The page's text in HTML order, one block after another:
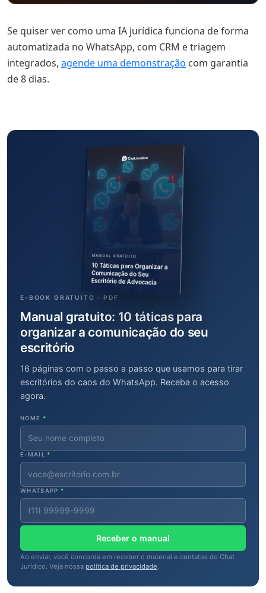
Se quiser ver como uma IA jurídica funciona de forma
automatizada no WhatsApp, com CRM e triagem
integrados, agende uma demonstração com garantia
de 8 dias.
MANUAL GRATUITO
10 Táticas para Organizar a
Comunicação do Seu
Escritório de Advocacia
E-BOOK GRATUITO · PDF
Manual gratuito: 10 táticas para
organizar a comunicação do seu
escritório
16 páginas com o passo a passo que usamos para tirar
escritórios do caos do WhatsApp. Receba o acesso
agora.
NOME *
E-MAIL *
WHATSAPP *
Receber o manual
Ao enviar, você concorda em receber o material e contatos do Chat
Jurídico. Veja nossa política de privacidade.